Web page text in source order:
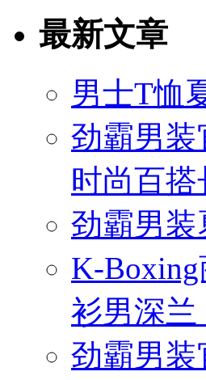
最新文章
男士T恤
劲霸男
时尚百
劲霸男
K-
衫男深兰
劲霸男